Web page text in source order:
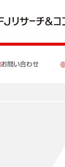
お問い合わせ